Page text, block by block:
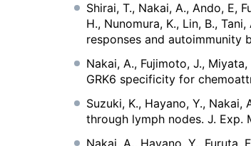
Shirai, T., Nakai, A., Ando, E,
H., Nunomura, K., Lin, B.,
responses and autoimmunity
Nakai, A., Fujimoto, J.,
GRK6 specificity for
Suzuki, K., Hayano, Y.,
through lymph nodes. J. Exp.
Nakai, A., Hayano, Y.,